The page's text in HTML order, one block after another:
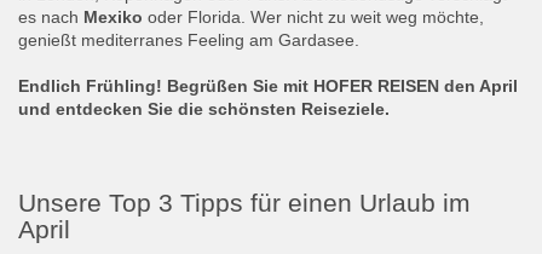
es nach Mexiko oder Florida. Wer nicht zu weit weg möchte,
genießt mediterranes Feeling am Gardasee.
Endlich Frühling! Begrüßen Sie mit HOFER REISEN den April
und entdecken Sie die schönsten Reiseziele.
Unsere Top 3 Tipps für einen Urlaub im
April